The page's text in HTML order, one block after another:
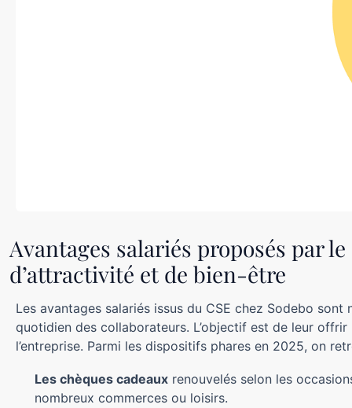
Avantages salariés proposés par
d’attractivité et de bien-être
Les avantages salariés issus du CSE chez Sodebo
quotidien des collaborateurs. L’objectif est de leur
l’entreprise. Parmi les dispositifs phares en 2025, on
Les chèques cadeaux renouvelés selon les
nombreux commerces ou loisirs.